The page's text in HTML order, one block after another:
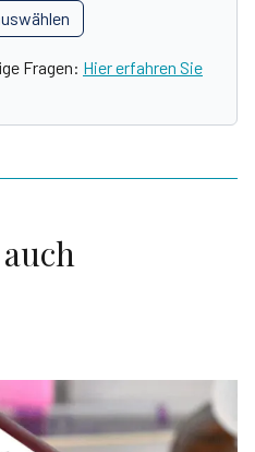
Fragen: Hier erfahren Sie